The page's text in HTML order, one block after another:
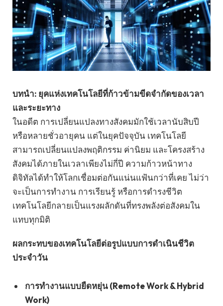
บทนำ: ยุคแห่งเทคโนโลยีที่ก้าวข้ามขีดจำกัดของเวลา
และระยะทาง
ในอดีต การเปลี่ยนแปลงทางสังคมมักใช้เวลานับสิบปี
หรือหลายชั่วอายุคน แต่ในยุคปัจจุบัน เทคโนโลยี
สามารถเปลี่ยนแปลงพฤติกรรม ค่านิยม และโครงสร้าง
สังคมได้ภายในเวลาเพียงไม่กี่ปี ความก้าวหน้าทาง
ดิจิทัลได้ทำให้โลกเชื่อมต่อกันแน่นแฟ้นกว่าที่เคย ไม่ว่า
จะเป็นการทำงาน การเรียนรู้ หรือการดำรงชีวิต
เทคโนโลยีกลายเป็นแรงผลักดันที่ทรงพลังต่อสังคมใน
แทบทุกมิติ
ผลกระทบของเทคโนโลยีต่อรูปแบบการดำเนินชีวิต
ประจำวัน
การทำงานแบบยืดหยุ่น (Remote Work & Hybrid
Work)